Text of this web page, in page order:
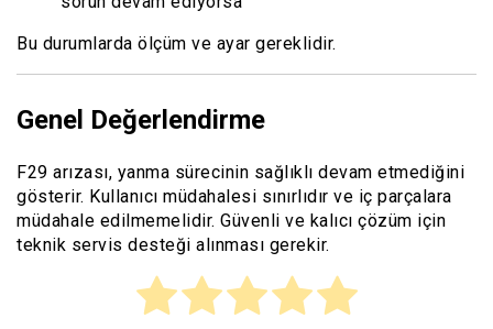
Bu durumlarda ölçüm ve ayar gereklidir.
Genel Değerlendirme
F29 arızası, yanma sürecinin sağlıklı devam etmediğini
gösterir. Kullanıcı müdahalesi sınırlıdır ve iç parçalara
müdahale edilmemelidir. Güvenli ve kalıcı çözüm için
teknik servis desteği alınması gerekir.